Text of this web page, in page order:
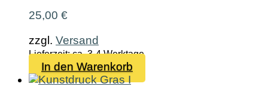
25,00 €
zzgl. Versand
Lieferzeit: ca. 3-4 Werktage
In den Warenkorb